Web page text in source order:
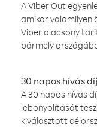
A Viber Out
amikor valamilyen
Viber alacsony
bármely
30 napos hívás
A 30 napos hívás
lebonyolítását
kiválasztott